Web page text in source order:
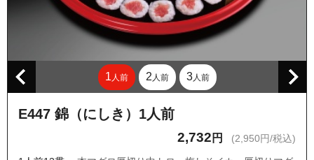
1人前 2 人前 3人前
E447 錦（にしき）1人前
2,732 円 (2,950円/税込)